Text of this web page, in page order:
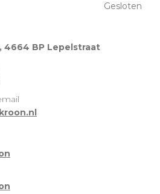
Gesloten
4664 BP Lepelstraat